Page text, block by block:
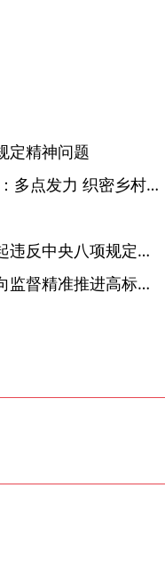
定精神问题
【集中整治在行动】 蚌埠蚌山：多点发力 织密乡村振兴“三资”监督网
中央纪委国家监委公开通报八起违反中央八项规定精神典型问题
【集中整治在行动】界首：靶向监督精准推进高标准农田建设